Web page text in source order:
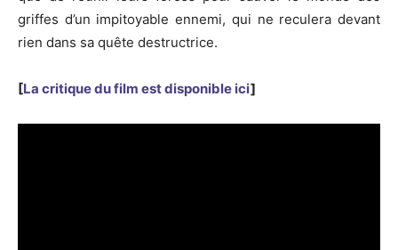
griffes d’un impitoyable ennemi, qui ne reculera devant
rien dans sa quête destructrice.
[La critique du film est disponible ici]